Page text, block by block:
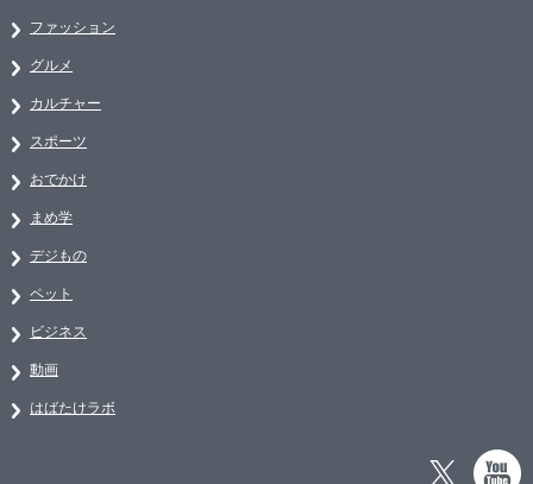
ファッション
グルメ
カルチャー
スポーツ
おでかけ
まめ学
デジもの
ペット
ビジネス
動画
はばたけラボ